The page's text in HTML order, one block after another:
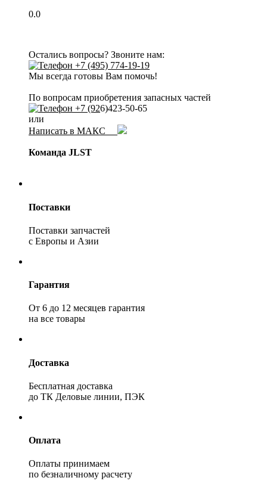
0.0
Остались вопросы? Звоните нам:
+7 (495) 774-19-19
Мы всегда готовы Вам помочь!
По вопросам приобретения запасных частей
+7 (926)423-50-65
или
Написать в МАКС
Команда JLST
Поставки
Поставки запчастей
с Европы и Азии
Гарантия
От 6 до 12 месяцев гарантия
на все товары
Доставка
Бесплатная доставка
до ТК Деловые линии, ПЭК
Оплата
Оплаты принимаем
по безналичному расчету